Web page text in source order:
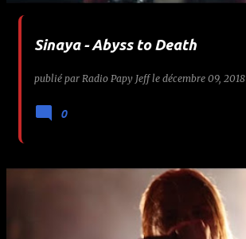
Sinaya - Abyss to Death
publié par Radio Papy Jeff le décembre 09, 2018
0